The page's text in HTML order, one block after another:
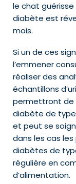
le chat
diabète est
mois.
Si un de ces
l’emmener
réaliser des
échantillons
permettront de
diabète de type
et peut se
dans les cas les
diabètes de
régulière en
d’alimentation.